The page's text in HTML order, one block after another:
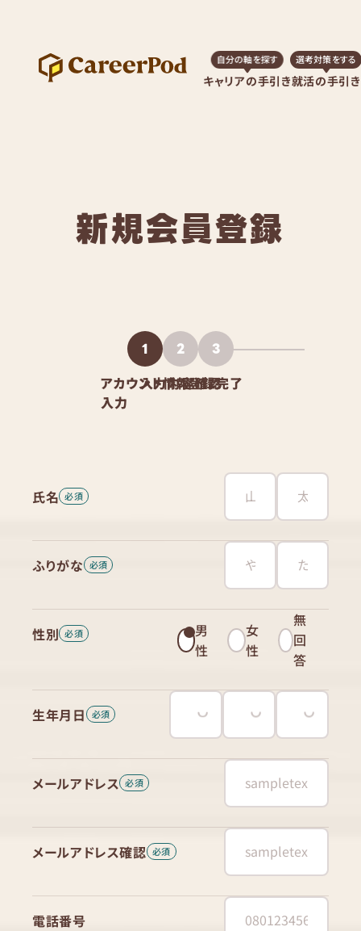
キャリアの手引き
自分の軸を探す
就活の手引き
選考対策をする
新規会員登録
1
アカウント情報
入力
2
入力内容確認
3
登録完了
氏名
ふりがな
性別
男
性
女
性
無
回
答
生年月日
メールアドレス
メールアドレス確認
電話番号